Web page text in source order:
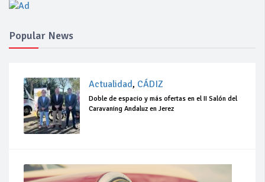
Popular News
Actualidad, CÁDIZ
Doble de espacio y más ofertas en el II Salón del
Caravaning Andaluz en Jerez